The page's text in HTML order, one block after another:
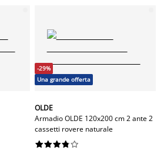
-29%
Una grande offerta
OLDE
Armadio OLDE 120x200 cm 2 ante 2
cassetti rovere naturale





